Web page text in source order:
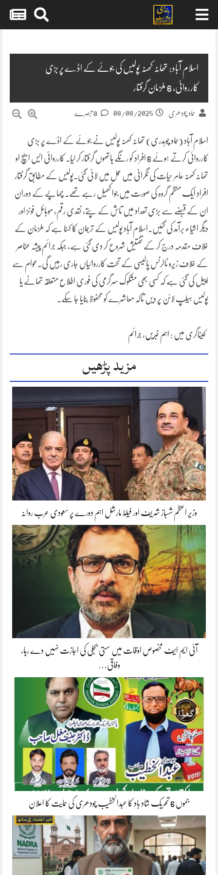
اسلام آباد: تھانہ کھنہ پولیس کی جوئے کے اڈے پر بڑی
کارروائی، 6 ملزمان گرفتار
حماد چودھری 08/08/2025
اسلام آباد (حماد چوہدری) تھانہ کھنہ پولیس نے جوئے کے اڈے پر بڑی
کارروائی کرتے ہوئے 6 افراد کو رنگے ہاتھوں گرفتار کر لیا۔ کارروائی ایس ایچ او
تھانہ کھنہ عامر حیات کی نگرانی میں عمل میں لائی گئی۔پولیس کے مطابق گرفتار
افراد ایک منظم گروہ کی صورت میں جوا کھیل رہے تھے۔ چھاپے کے دوران
ان کے قبضے سے بڑی تعداد میں تاش کے پتے، نقدی رقم، موبائل فونز اور
دیگر اشیاء برآمد کی گئیں۔اسلام آباد پولیس کے ترجمان کا کہنا ہے کہ ملزمان کے
خلاف مقدمہ درج کر کے تفتیش شروع کر دی گئی ہے، جبکہ جرائم پیشہ عناصر
کے خلاف زیرو ٹالرنس پالیسی کے تحت کارروائیاں جاری رہیں گی۔عوام سے
اپیل کی گئی ہے کہ کسی بھی مشکوک سرگرمی کی فوری اطلاع متعلقہ تھانے یا
پولیس ہیلپ لائن پر دیں تاکہ معاشرے کو محفوظ بنایا جا سکے۔
کیٹاگری میں : اہم خبریں ، جرائم
مزید پڑھیں
وزیر اعظم شہباز شریف اور فیلڈ مارشل اہم دورے پر سعودی عرب روانہ
آئی ایم ایف مخصوص اوقات میں سستی بجلی کی اجازت نہیں دے رہا،
وفاقی…
جموں 6 تحریک شاد باد کا عبدالخطیب چودھری کی حمایت کا اعلان